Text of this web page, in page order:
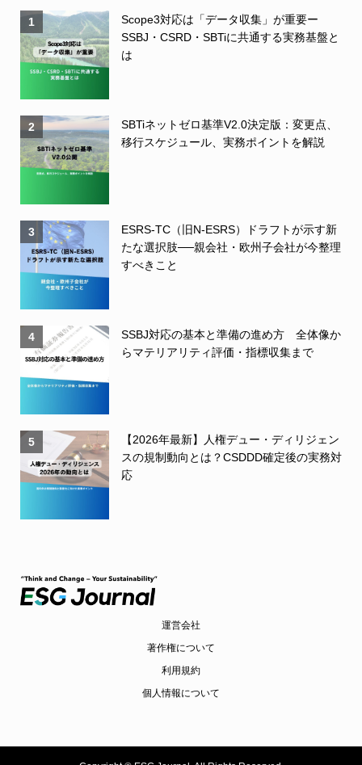
1
Scope3対応は「データ収集」が重要ー
SSBJ・CSRD・SBTiに共通する実務基盤と
は
2
SBTiネットゼロ基準V2.0決定版：変更点、
移行スケジュール、実務ポイントを解説
3
ESRS-TC（旧N-ESRS）ドラフトが示す新
たな選択肢──親会社・欧州子会社が今整理
すべきこと
4
SSBJ対応の基本と準備の進め方 全体像か
らマテリアリティ評価・指標収集まで
5
【2026年最新】人権デュー・ディリジェン
スの規制動向とは？CSDDD確定後の実務対
応
運営会社
著作権について
利用規約
個人情報について